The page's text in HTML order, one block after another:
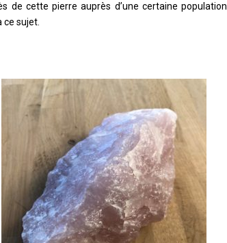
de cette pierre auprès d’une certaine
ce sujet.